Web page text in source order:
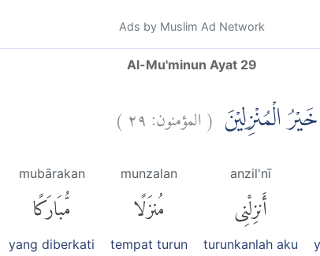
Ads by Muslim Ad Network
Al-Mu'minun Ayat 29
الْمُنْزِلِيْنَ (المؤمنون:٢٩)
anzil'nī
أَنزِلْنِى
turunkanlah aku
munzalan
مُنزَلًا
tempat turun
mubārakan
مُّبَارَكًا
yang diberkati